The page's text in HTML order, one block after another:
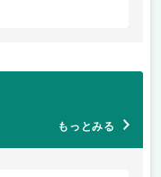
もっとみる